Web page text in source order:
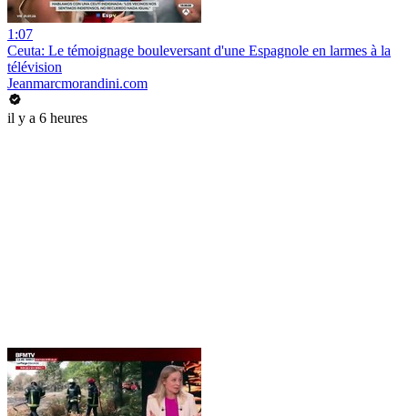
1:07
Ceuta: Le témoignage bouleversant d'une Espagnole en larmes à la
télévision
Jeanmarcmorandini.com
il y a 6 heures